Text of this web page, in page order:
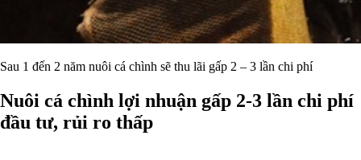
Sau 1 đến 2 năm nuôi cá chình sẽ thu lãi gấp 2 – 3 lần chi phí
Nuôi cá chình lợi nhuận gấp 2-3 lần chi phí
đầu tư, rủi ro thấp